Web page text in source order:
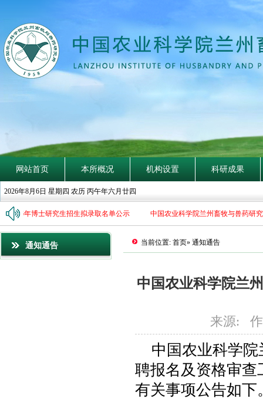
索 钩
网站首页 本所概况 机构设置 科研成果
2026年8月6日 星期四 农历 丙午年六月廿四
年博士研究生招生拟录取名单公示 中国农业科学院兰州畜牧与兽药研究
通知通告 当前位置: 首页» 通知通告
中国农业科学院兰
来源: 作
中国农业科学
聘报名及资格审查
有关事项公告如下